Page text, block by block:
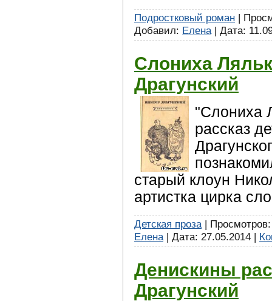
Подростковый роман |
Добавил: Елена | Дата:
Слониха
Драгунский
"Слониха
рассказ
старый клоун
артистка цирка
Детская проза |
Елена | Дата: 27.05.2014 |
Денискины
Драгунский